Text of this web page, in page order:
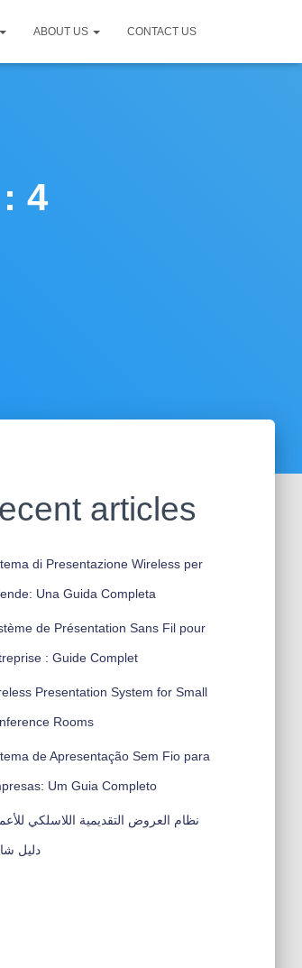
ABOUT US CONTACT US
4
articles
di Presentazione Wireless per
Una Guida Completa
de Présentation Sans Fil pour
: Guide Complet
Presentation System for Small
Rooms
de Apresentação Sem Fio para
Um Guia Completo
نظام العروض التقديمية اللاسلكي
دليل